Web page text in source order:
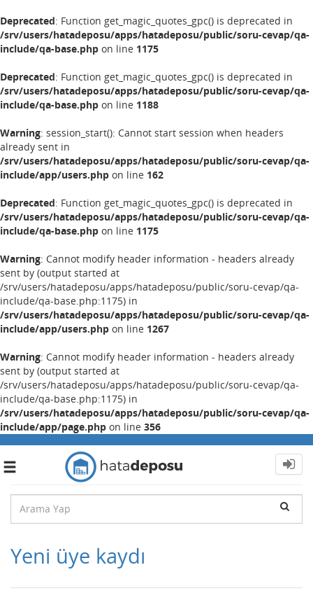
Deprecated: Function get_magic_quotes_gpc() is deprecated in
/srv/users/hatadeposu/apps/hatadeposu/public/soru-cevap/qa-
include/qa-base.php on line 1175
Deprecated: Function get_magic_quotes_gpc() is deprecated in
/srv/users/hatadeposu/apps/hatadeposu/public/soru-cevap/qa-
include/qa-base.php on line 1188
Warning: session_start(): Cannot start session when headers
already sent in
/srv/users/hatadeposu/apps/hatadeposu/public/soru-cevap/qa-
include/app/users.php on line 162
Deprecated: Function get_magic_quotes_gpc() is deprecated in
/srv/users/hatadeposu/apps/hatadeposu/public/soru-cevap/qa-
include/qa-base.php on line 1175
Warning: Cannot modify header information - headers already
sent by (output started at
/srv/users/hatadeposu/apps/hatadeposu/public/soru-cevap/qa-
include/qa-base.php:1175) in
/srv/users/hatadeposu/apps/hatadeposu/public/soru-cevap/qa-
include/app/users.php on line 1267
Warning: Cannot modify header information - headers already
sent by (output started at
/srv/users/hatadeposu/apps/hatadeposu/public/soru-cevap/qa-
include/qa-base.php:1175) in
/srv/users/hatadeposu/apps/hatadeposu/public/soru-cevap/qa-
include/app/page.php on line 356
Toggle
Yeni üye kaydı